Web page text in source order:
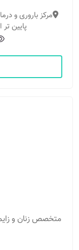
مرکز باروری و
پایین تر از
متخصص زنان و